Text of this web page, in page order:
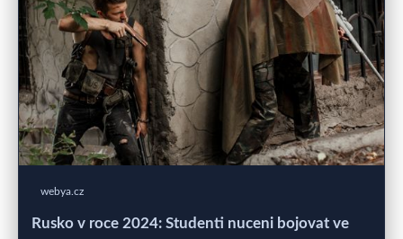
webya.cz
Rusko v roce 2024: Studenti nuceni bojovat ve